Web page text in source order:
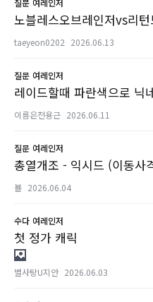
질문 여레인저
노블레스오브레인저vs리
taeyeon0202 2026.06.13
질문 여레인저
레이드할때 파란색으로 닉
이름은전용근 2026.06.11
질문 여레인저
총열개조 - 익시드 (이동사
뵬 2026.06.04
수다 여레인저
첫 정가 캐릭
별사탕U지안 2026.06.03